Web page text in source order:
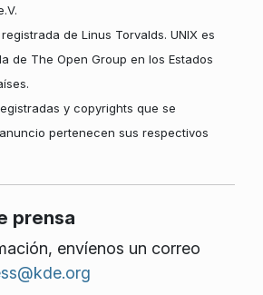
de Linus Torvalds. UNIX es
de The Open Group en los Estados
y copyrights que se
pertenecen sus respectivos
prensa
envíenos un correo